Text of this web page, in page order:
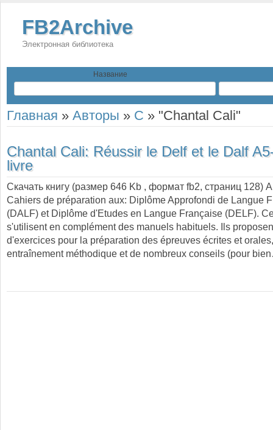
FB2Archive
Электронная библиотека
Название
Главная » Авторы » C » "Chantal Cali"
Chantal Cali: Réussir le Delf et le Dalf
livre
Скачать книгу (размер 646 Kb , формат fb2, страниц 128)
Cahiers de préparation aux: Diplôme Approfondi de Langue
(DALF) et Diplôme d'Etudes en Langue Française (DELF).
s'utilisent en complément des manuels habituels. Ils
d'exercices pour la préparation des épreuves écrites et
entraînement méthodique et de nombreux conseils (pour